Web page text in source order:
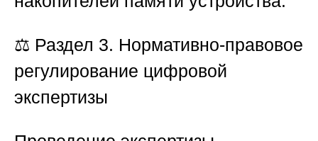
⚖️ Раздел 3. Нормативно-правовое
регулирование цифровой
экспертизы